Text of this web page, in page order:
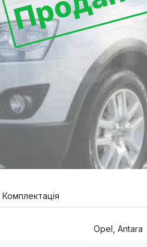
Комплектація
Opel, Antara